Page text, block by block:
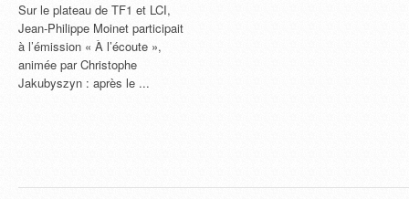
Sur le plateau de TF1 et LCI,
Jean-Philippe Moinet participait
à l’émission « À l’écoute »,
animée par Christophe
Jakubyszyn : après le ...